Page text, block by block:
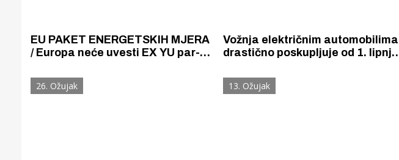
EU PAKET ENERGETSKIH MJERA
/ Europa neće uvesti EX YU par-
priprem nešto vrlo slično
Vožnja električnim automobilima
drastično poskupljuje od 1. lipnja
struju koštat će 50 do 100 posto
više nego na benzin i dizel.
26. Ožujak 13. Ožujak